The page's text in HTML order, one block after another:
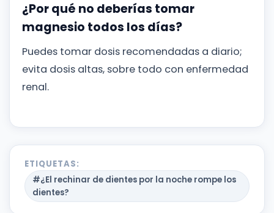
¿Por qué no deberías tomar
magnesio todos los días?
Puedes tomar dosis recomendadas a diario;
evita dosis altas, sobre todo con enfermedad
renal.
ETIQUETAS:
#¿El rechinar de dientes por la noche rompe los
dientes?